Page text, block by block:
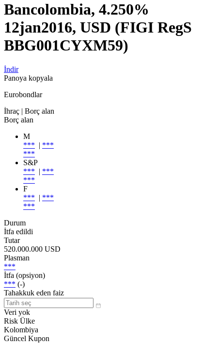
Bancolombia, 4.250%
12jan2016, USD (FIGI RegS
BBG001CYXM59)
İndir
Panoya kopyala
Eurobondlar
İhraç | Borç alan
Borç alan
M
*** | ***
***
S&P
*** | ***
***
F
*** | ***
***
Durum
İtfa edildi
Tutar
520.000.000 USD
Plasman
***
İtfa (opsiyon)
*** (-)
Tahakkuk eden faiz
Veri yok
Risk Ülke
Kolombiya
Güncel Kupon